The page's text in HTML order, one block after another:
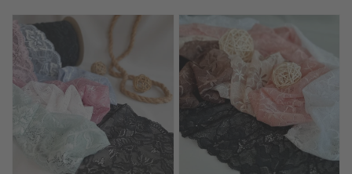
Baumwolle
Elastisch
|
Breite
23
Baumwolle
|
Elastisch
|
Breite
22